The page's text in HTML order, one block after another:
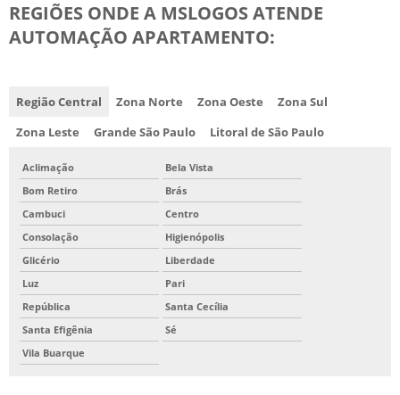
REGIÕES ONDE A MSLOGOS ATENDE
AUTOMAÇÃO APARTAMENTO:
Região Central Zona Norte Zona Oeste
Zona Sul
Zona Leste
Grande São Paulo Litoral de São Paulo
Aclimação
Bela Vista
Bom Retiro
Brás
Cambuci
Centro
Consolação
Higienópolis
Glicério
Liberdade
Luz
Pari
República
Santa Cecília
Santa Efigênia
Sé
Vila Buarque